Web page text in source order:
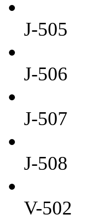
J-505
J-506
J-507
J-508
V-502